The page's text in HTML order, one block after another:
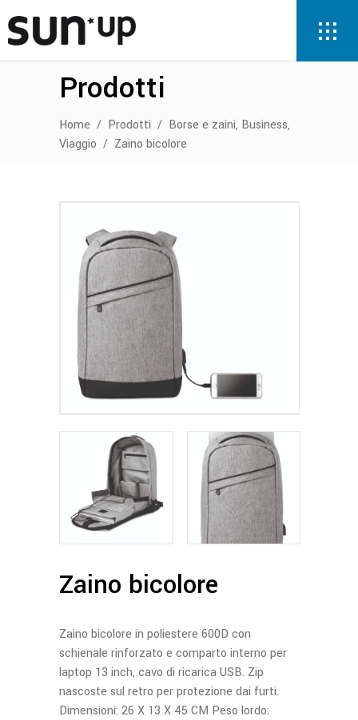
Prodotti
Home / Prodotti / Borse e zaini, Business,
Viaggio / Zaino bicolore
Zaino bicolore
Zaino bicolore in poliestere 600D con
schienale rinforzato e comparto interno per
laptop 13 inch, cavo di ricarica USB. Zip
nascoste sul retro per protezione dai furti.
Dimensioni: 26 X 13 X 45 CM Peso lordo: